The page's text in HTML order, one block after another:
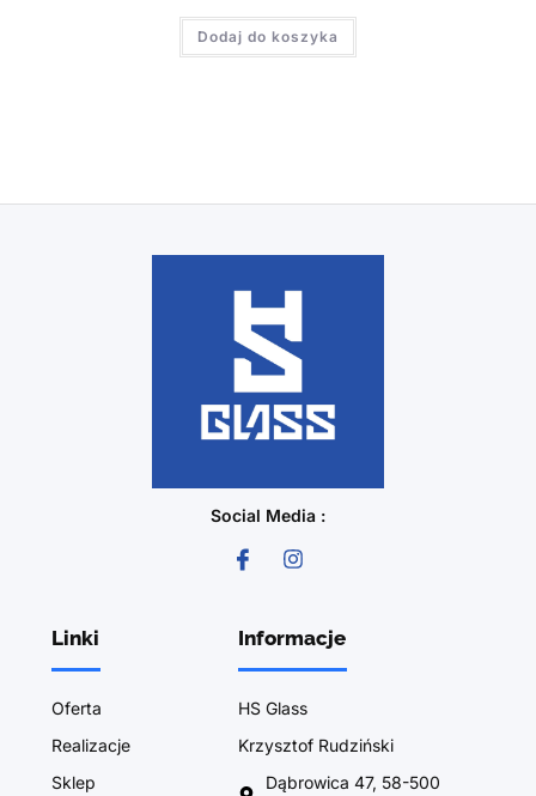
Dodaj do koszyka
Social Media :
Linki
Oferta
Realizacje
Sklep
Informacje
HS Glass
Krzysztof Rudziński
Dąbrowica 47, 58-500